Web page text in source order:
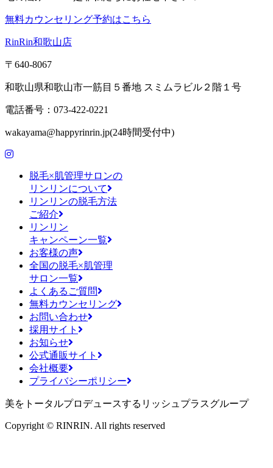
無料カウンセリング予約はこちら
RinRin和歌山店
〒640-8067
和歌山県和歌山市一筋目５番地 スミムラビル２階１号
電話番号：073-422-0221
wakayama@happyrinrin.jp(24時間受付中)
脱毛×肌管理サロンの
リンリンについて
リンリンの脱毛方法
ご紹介
リンリン
キャンペーン一覧
お客様の声
全国の脱毛×肌管理
サロン一覧
よくあるご質問
無料カウンセリング
お問い合わせ
採用サイト
お知らせ
公式通販サイト
会社概要
プライバシーポリシー
美をトータルプロデュースするリッシュプラスグループ
Copyright © RINRIN. All rights reserved